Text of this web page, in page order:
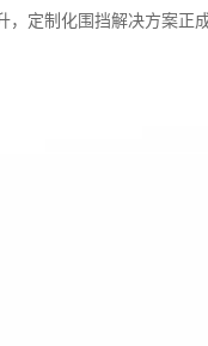
定制化围挡解决方案正